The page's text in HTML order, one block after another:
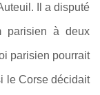
Il a disputé
parisien à deux
parisien pourrait
le Corse décidait